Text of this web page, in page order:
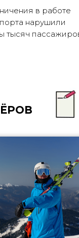
в работе
нарушили
тысяч